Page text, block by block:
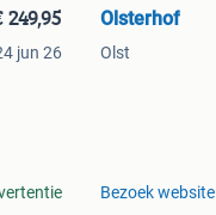
249,95
jun 26
Olsterhof
Olst
Bezoek website